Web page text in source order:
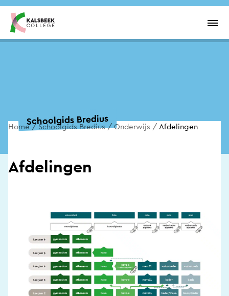
Overslaan en inhoud weergeven
Schoolgids Bredius
Home Schoolgids Bredius Onderwijs Afdelingen
Afdelingen